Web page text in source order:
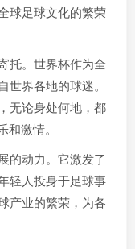
球足球文化的繁荣
托。世界杯作为全
界各地的球迷。
无论身处何地，都
激情。
的动力。它激发了
轻人投身于足球事
产业的繁荣，为各